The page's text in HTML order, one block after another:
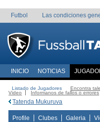
Futbol Las condiciones
INICIO NOTICIAS
Listado de Jugadores Encontra
Video
Informanos de fallos o errores
Tatenda Mukuruva
Profile Clubes Galeria